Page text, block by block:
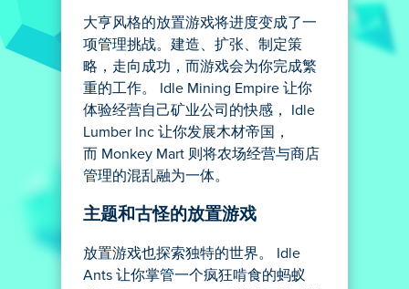
大亨风格的放置游戏将进度变成了一
项管理挑战。建造、扩张、制定策
略，走向成功，而游戏会为你完成繁
重的工作。 Idle Mining Empire 让你
体验经营自己矿业公司的快感， Idle
Lumber Inc 让你发展木材帝国，
而 Monkey Mart 则将农场经营与商店
管理的混乱融为一体。
主题和古怪的放置游戏
放置游戏也探索独特的世界。 Idle
Ants 让你掌管一个疯狂啃食的蚂蚁